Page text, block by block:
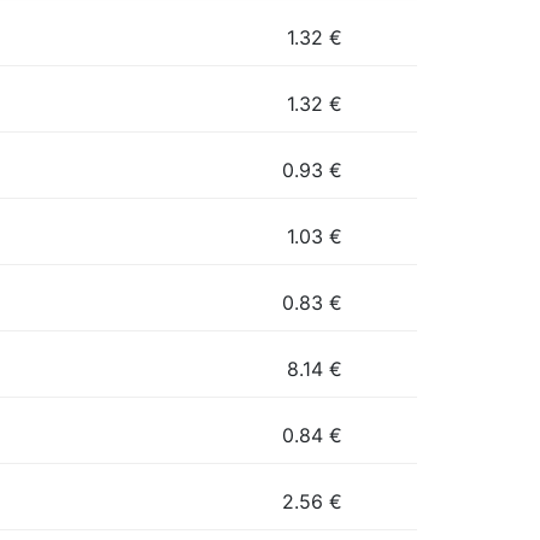
1.32 €
1.32 €
0.93 €
1.03 €
0.83 €
8.14 €
0.84 €
2.56 €